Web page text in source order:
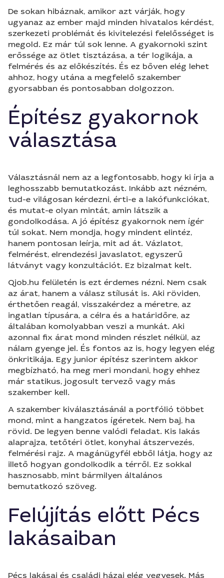
De sokan hibáznak, amikor azt várják, hogy
ugyanaz az ember majd minden hivatalos kérdést,
szerkezeti problémát és kivitelezési felelősséget is
megold. Ez már túl sok lenne. A gyakornoki szint
erőssége az ötlet tisztázása, a tér logikája, a
felmérés és az előkészítés. És ez bőven elég lehet
ahhoz, hogy utána a megfelelő szakember
gyorsabban és pontosabban dolgozzon.
Építész gyakornok
választása
Választásnál nem az a legfontosabb, hogy ki írja a
leghosszabb bemutatkozást. Inkább azt nézném,
tud-e világosan kérdezni, érti-e a lakófunkciókat,
és mutat-e olyan mintát, amin látszik a
gondolkodása. A jó építész gyakornok nem ígér
túl sokat. Nem mondja, hogy mindent elintéz,
hanem pontosan leírja, mit ad át. Vázlatot,
felmérést, elrendezési javaslatot, egyszerű
látványt vagy konzultációt. Ez bizalmat kelt.
Qjob.hu felületén is ezt érdemes nézni. Nem csak
az árat, hanem a válasz stílusát is. Aki röviden,
érthetően reagál, visszakérdez a méretre, az
ingatlan típusára, a célra és a határidőre, az
általában komolyabban veszi a munkát. Aki
azonnal fix árat mond minden részlet nélkül, az
nálam gyenge jel. És fontos az is, hogy legyen elég
önkritikája. Egy junior építész szerintem akkor
megbízható, ha meg meri mondani, hogy ehhez
már statikus, jogosult tervező vagy más
szakember kell.
A szakember kiválasztásánál a portfólió többet
mond, mint a hangzatos ígéretek. Nem baj, ha
rövid. De legyen benne valódi feladat. Kis lakás
alaprajza, tetőtéri ötlet, konyhai átszervezés,
felmérési rajz. A magánügyfél ebből látja, hogy az
illető hogyan gondolkodik a térről. Ez sokkal
hasznosabb, mint bármilyen általános
bemutatkozó szöveg.
Felújítás előtt Pécs
lakásaiban
Pécs lakásai és családi házai elég vegyesek. Más